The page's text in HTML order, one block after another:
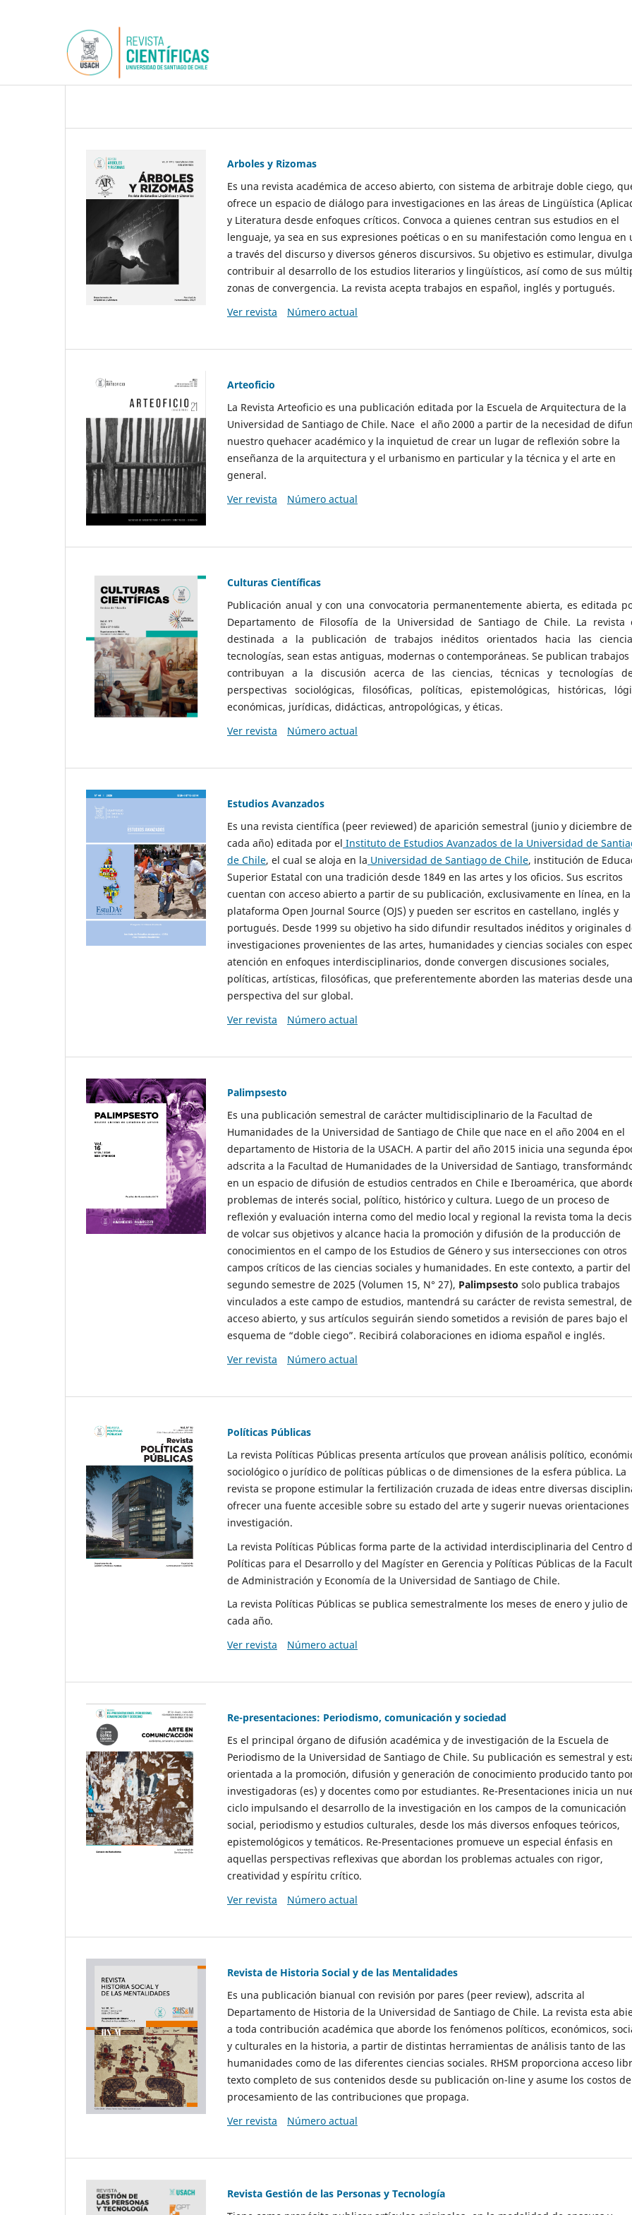
Arboles y Rizomas
Es una revista académica de acceso abierto, con sistema de arbitraje doble ciego,
ofrece un espacio de diálogo para investigaciones en las áreas de Lingüística
y Literatura desde enfoques críticos. Convoca a quienes centran sus estudios en el
lenguaje, ya sea en sus expresiones poéticas o en su manifestación como lengua en
a través del discurso y diversos géneros discursivos. Su objetivo es estimular,
contribuir al desarrollo de los estudios literarios y lingüísticos, así como de sus
zonas de convergencia. La revista acepta trabajos en español, inglés y portugués.
Ver revista
Número actual
Arteoficio
La Revista Arteoficio es una publicación editada por la Escuela de Arquitectura de la
Universidad de Santiago de Chile. Nace el año 2000 a partir de la necesidad de
nuestro quehacer académico y la inquietud de crear un lugar de reflexión sobre la
enseñanza de la arquitectura y el urbanismo en particular y la técnica y el arte en
general.
Ver revista
Número actual
Culturas Científicas
Publicación anual y con una convocatoria permanentemente abierta, es editada
Departamento de Filosofía de la Universidad de Santiago de Chile. La revista
destinada a la publicación de trabajos inéditos orientados hacia las
tecnologías, sean estas antiguas, modernas o contemporáneas. Se publican
contribuyan a la discusión acerca de las ciencias, técnicas y tecnologías
perspectivas sociológicas, filosóficas, políticas, epistemológicas, históricas,
económicas, jurídicas, didácticas, antropológicas, y éticas.
Ver revista
Número actual
Estudios Avanzados
Es una revista científica (peer reviewed) de aparición semestral (junio y diciembre de
cada año) editada por el Instituto de Estudios Avanzados de la Universidad de
de Chile, el cual se aloja en la Universidad de Santiago de Chile, institución de
Superior Estatal con una tradición desde 1849 en las artes y los oficios. Sus escritos
cuentan con acceso abierto a partir de su publicación, exclusivamente en línea, en la
plataforma Open Journal Source (OJS) y pueden ser escritos en castellano, inglés y
portugués. Desde 1999 su objetivo ha sido difundir resultados inéditos y originales
investigaciones provenientes de las artes, humanidades y ciencias sociales con
atención en enfoques interdisciplinarios, donde convergen discusiones sociales,
políticas, artísticas, filosóficas, que preferentemente aborden las materias desde una
perspectiva del sur global.
Ver revista
Número actual
Palimpsesto
Es una publicación semestral de carácter multidisciplinario de la Facultad de
Humanidades de la Universidad de Santiago de Chile que nace en el año 2004 en el
departamento de Historia de la USACH. A partir del año 2015 inicia una segunda
adscrita a la Facultad de Humanidades de la Universidad de Santiago,
en un espacio de difusión de estudios centrados en Chile e Iberoamérica, que
problemas de interés social, político, histórico y cultura. Luego de un proceso de
reflexión y evaluación interna como del medio local y regional la revista toma la
de volcar sus objetivos y alcance hacia la promoción y difusión de la producción de
conocimientos en el campo de los Estudios de Género y sus intersecciones con otros
campos críticos de las ciencias sociales y humanidades. En este contexto, a partir del
segundo semestre de 2025 (Volumen 15, N° 27), Palimpsesto solo publica trabajos
vinculados a este campo de estudios, mantendrá su carácter de revista semestral, de
acceso abierto, y sus artículos seguirán siendo sometidos a revisión de pares bajo el
esquema de “doble ciego”. Recibirá colaboraciones en idioma español e inglés.
Ver revista
Número actual
Políticas Públicas
La revista Políticas Públicas presenta artículos que provean análisis político,
sociológico o jurídico de políticas públicas o de dimensiones de la esfera pública. La
revista se propone estimular la fertilización cruzada de ideas entre diversas
ofrecer una fuente accesible sobre su estado del arte y sugerir nuevas orientaciones
investigación.
La revista Políticas Públicas forma parte de la actividad interdisciplinaria del Centro
Políticas para el Desarrollo y del Magíster en Gerencia y Políticas Públicas de la
de Administración y Economía de la Universidad de Santiago de Chile.
La revista Políticas Públicas se publica semestralmente los meses de enero y julio de
cada año.
Ver revista
Número actual
Re-presentaciones: Periodismo, comunicación y sociedad
Es el principal órgano de difusión académica y de investigación de la Escuela de
Periodismo de la Universidad de Santiago de Chile. Su publicación es semestral y
orientada a la promoción, difusión y generación de conocimiento producido tanto
investigadoras (es) y docentes como por estudiantes. Re-Presentaciones inicia un
ciclo impulsando el desarrollo de la investigación en los campos de la comunicación
social, periodismo y estudios culturales, desde los más diversos enfoques teóricos,
epistemológicos y temáticos. Re-Presentaciones promueve un especial énfasis en
aquellas perspectivas reflexivas que abordan los problemas actuales con rigor,
creatividad y espíritu crítico.
Ver revista
Número actual
Revista de Historia Social y de las Mentalidades
Es una publicación bianual con revisión por pares (peer review), adscrita al
Departamento de Historia de la Universidad de Santiago de Chile. La revista esta
a toda contribución académica que aborde los fenómenos políticos, económicos,
y culturales en la historia, a partir de distintas herramientas de análisis tanto de las
humanidades como de las diferentes ciencias sociales. RHSM proporciona acceso
texto completo de sus contenidos desde su publicación on-line y asume los costos de
procesamiento de las contribuciones que propaga.
Ver revista
Número actual
Revista Gestión de las Personas y Tecnología